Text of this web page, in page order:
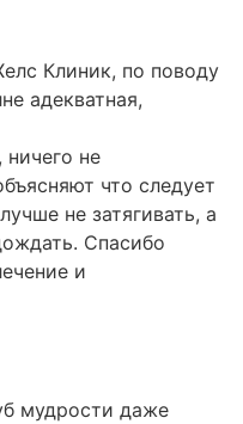
Клиник, по поводу
адекватная,
не
что следует
не затягивать, а
Спасибо
и
мудрости даже